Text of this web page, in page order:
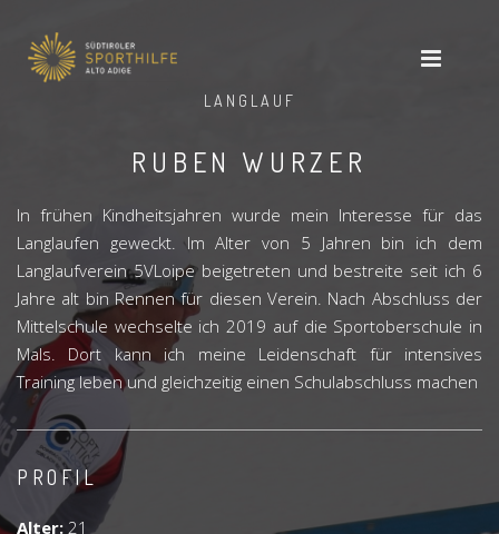
LANGLAUF
RUBEN WURZER
In frühen Kindheitsjahren wurde mein Interesse für das
Langlaufen geweckt. Im Alter von 5 Jahren bin ich dem
Langlaufverein 5VLoipe beigetreten und bestreite seit ich 6
Jahre alt bin Rennen für diesen Verein. Nach Abschluss der
Mittelschule wechselte ich 2019 auf die Sportoberschule in
Mals. Dort kann ich meine Leidenschaft für intensives
Training leben und gleichzeitig einen Schulabschluss machen
PROFIL
Alter: 21